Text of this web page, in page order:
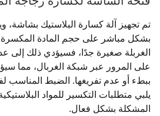
تم تجهيز آلة كسارة البلاستيك
بشكل مباشر على حجم المادة
الغربلة صغيرة جدًا، فسيؤدي ذلك إلى
على المرور عبر شبكة الغربال، مما
ببطء أو عدم تفريغها. الضبط المناسب
يلبي متطلبات التكسير للمواد
المشكلة بشكل فعال.